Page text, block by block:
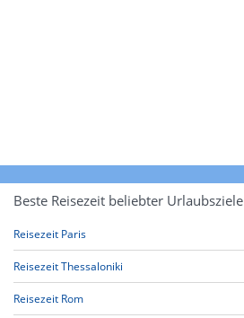
Beste Reisezeit beliebter Urlaubsziele
Reisezeit Paris
Reisezeit Thessaloniki
Reisezeit Rom